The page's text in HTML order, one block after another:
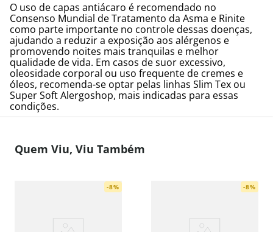
O uso de capas antiácaro é recomendado no
Consenso Mundial de Tratamento da Asma e Rinite
como parte importante no controle dessas doenças,
ajudando a reduzir a exposição aos alérgenos e
promovendo noites mais tranquilas e melhor
qualidade de vida. Em casos de suor excessivo,
oleosidade corporal ou uso frequente de cremes e
óleos, recomenda-se optar pelas linhas Slim Tex ou
Super Soft Alergoshop, mais indicadas para essas
condições.
Quem Viu, Viu Também
-8% -8%